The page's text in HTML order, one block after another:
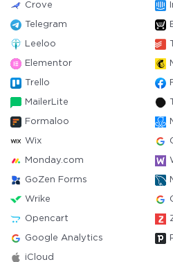
Crove
Telegram
Leeloo
Elementor
Trello
MailerLite
Formaloo
Wix
Monday.com
GoZen Forms
Wrike
Opencart
Google Analytics
iCloud